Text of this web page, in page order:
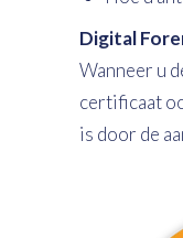
Digital
Wanneer u
certificaat
is door de